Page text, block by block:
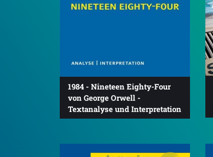
1984 - Nineteen Eighty-Four
von George Orwell -
Textanalyse und Interpretation